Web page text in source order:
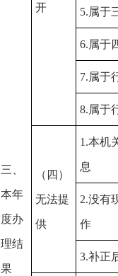
三、
本年
度办
理结
果
开 5.属于
6.属于
7.属于
8.属于
（四）
无法提
供
1.本机
息
2.没有
作
3.补正